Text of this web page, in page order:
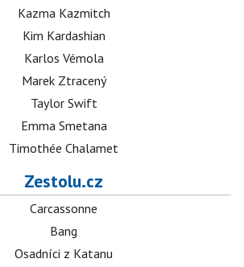
Kazma Kazmitch
Kim Kardashian
Karlos Vémola
Marek Ztracený
Taylor Swift
Emma Smetana
Timothée Chalamet
Zestolu.cz
Carcassonne
Bang
Osadníci z Katanu